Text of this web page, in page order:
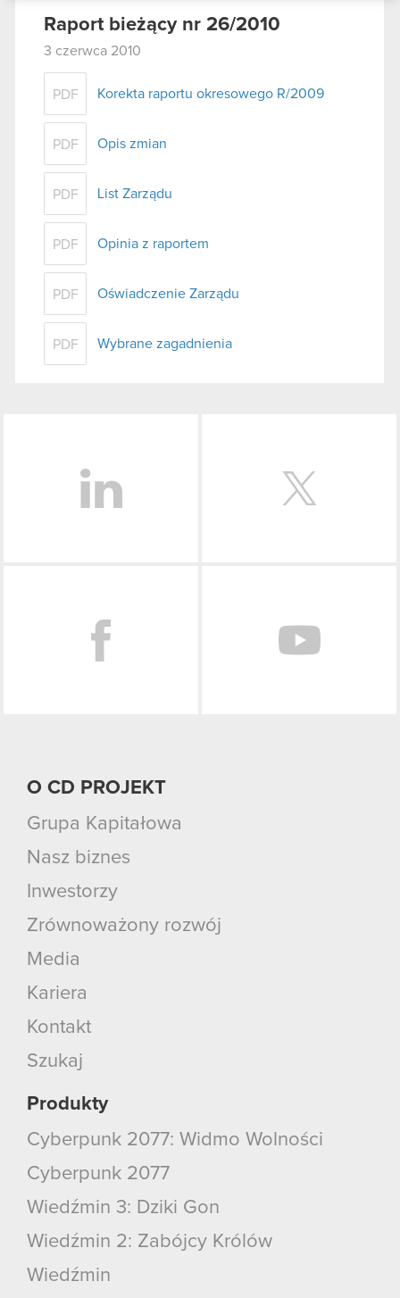
podczas korzystania z ich usług. Kontynuując
korzystanie z naszej witryny, zgadasz się na
używanie plików cookie.
Raport bieżący nr 26/2010
3 czerwca 2010
PDF Korekta raportu okresowego R/2009
PDF Opis zmian
PDF List Zarządu
PDF Opinia z raportem
PDF Oświadczenie Zarządu
PDF Wybrane zagadnienia
O CD PROJEKT
Grupa Kapitałowa
Nasz biznes
Inwestorzy
Zrównoważony rozwój
Media
Kariera
Kontakt
Szukaj
Produkty
Cyberpunk 2077: Widmo Wolności
Cyberpunk 2077
Wiedźmin 3: Dziki Gon
Wiedźmin 2: Zabójcy Królów
Wiedźmin